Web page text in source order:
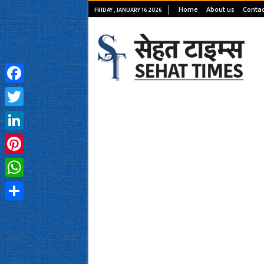
FRIDAY , JANUARY 16 2026 Home About us
Facebook
Twitter
LinkedIn
Pinterest
WhatsApp
Share